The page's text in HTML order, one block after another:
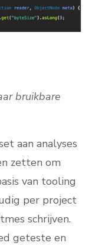
bruikbare
aan analyses
zetten om
van tooling
per project
schrijven.
geteste en